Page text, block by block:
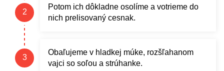
Potom ich dôkladne osolíme a votrieme do
nich prelisovaný cesnak.
Obaľujeme v hladkej múke, rozšľahanom
vajci so soľou a strúhanke.